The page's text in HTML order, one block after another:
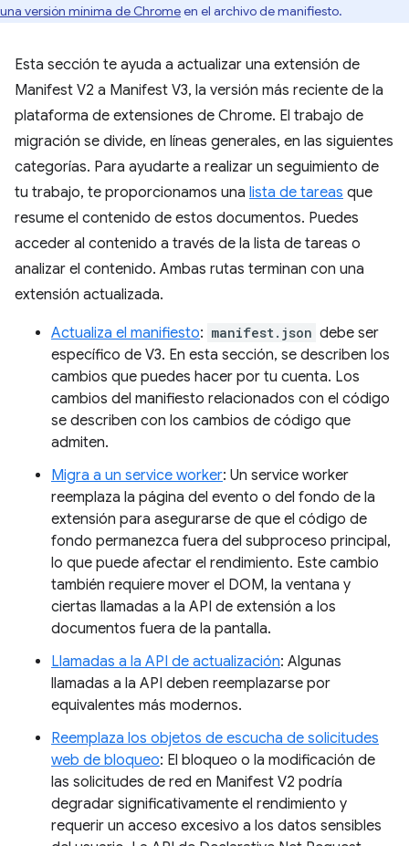
una versión mínima de Chromeen el archivo de manifiesto.
Esta sección te ayuda a actualizar una extensión de
Manifest V2 a Manifest V3, la versión más reciente de la
plataforma de extensiones de Chrome. El trabajo de
migración se divide, en líneas generales, en las siguientes
categorías. Para ayudarte a realizar un seguimiento de
tu trabajo, te proporcionamos una lista de tareas que
resume el contenido de estos documentos. Puedes
acceder al contenido a través de la lista de tareas o
analizar el contenido. Ambas rutas terminan con una
extensión actualizada.
Actualiza el manifiesto: manifest.json debe ser
específico de V3. En esta sección, se describen los
cambios que puedes hacer por tu cuenta. Los
cambios del manifiesto relacionados con el código
se describen con los cambios de código que
admiten.
Migra a un service worker: Un service worker
reemplaza la página del evento o del fondo de la
extensión para asegurarse de que el código de
fondo permanezca fuera del subproceso principal,
lo que puede afectar el rendimiento. Este cambio
también requiere mover el DOM, la ventana y
ciertas llamadas a la API de extensión a los
documentos fuera de la pantalla.
Llamadas a la API de actualización: Algunas
llamadas a la API deben reemplazarse por
equivalentes más modernos.
Reemplaza los objetos de escucha de solicitudes
web de bloqueo: El bloqueo o la modificación de
las solicitudes de red en Manifest V2 podría
degradar significativamente el rendimiento y
requerir un acceso excesivo a los datos sensibles